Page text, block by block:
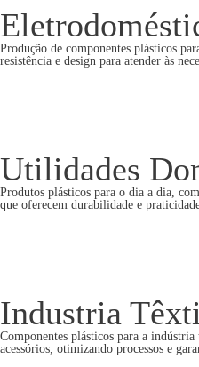
Produção de componentes plásticos
resistência e design para atender às
Utilidades
Produtos plásticos para o dia a dia,
que oferecem durabilidade e
Industria
Componentes plásticos para a
acessórios, otimizando processos e